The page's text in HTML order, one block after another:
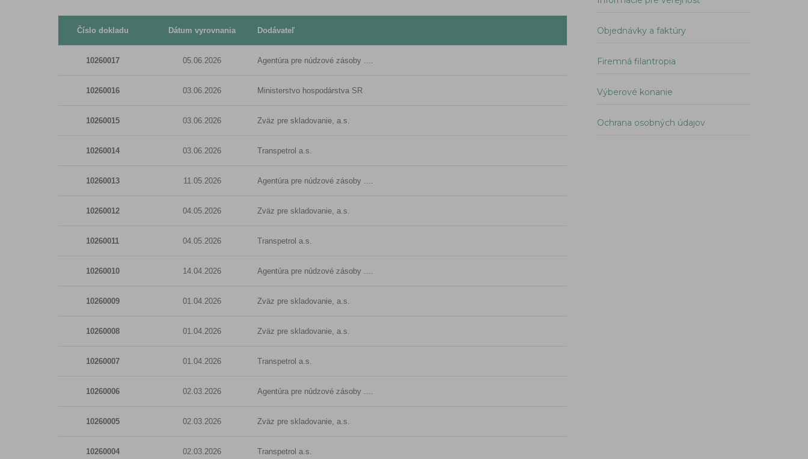
Číslo dokladu Dátum vyrovnania Dodávateľ
10260017 05.06.2026 Agentúra pre núdzové zásoby ....
10260016 03.06.2026 Ministerstvo hospodárstva SR
10260015 03.06.2026 Zväz pre skladovanie, a.s.
10260014 03.06.2026 Transpetrol a.s.
10260013 11.05.2026 Agentúra pre núdzové zásoby ....
10260012 04.05.2026 Zväz pre skladovanie, a.s.
10260011 04.05.2026 Transpetrol a.s.
10260010 14.04.2026 Agentúra pre núdzové zásoby ....
10260009 01.04.2026 Zväz pre skladovanie, a.s.
10260008 01.04.2026 Zväz pre skladovanie, a.s.
10260007 01.04.2026 Transpetrol a.s.
10260006 02.03.2026 Agentúra pre núdzové zásoby ....
10260005 02.03.2026 Zväz pre skladovanie, a.s.
10260004 02.03.2026 Transpetrol a.s.
Objednávky a faktúry
Firemná filantropia
Výberové konanie
Ochrana osobných údajov